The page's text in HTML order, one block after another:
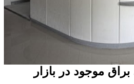
موجود در بازار